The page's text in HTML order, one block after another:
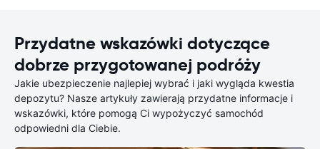
Przydatne wskazówki dotyczące
dobrze przygotowanej podróży
Jakie ubezpieczenie najlepiej wybrać i jaki wygląda kwestia
depozytu? Nasze artykuły zawierają przydatne informacje i
wskazówki, które pomogą Ci wypożyczyć samochód
odpowiedni dla Ciebie.